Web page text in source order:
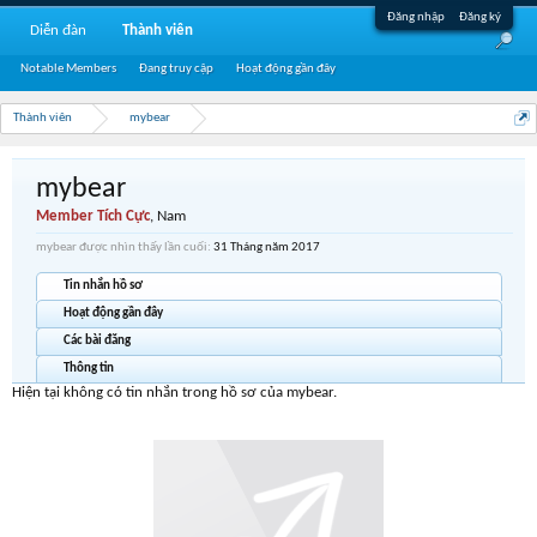
Đăng nhập Đăng ký
Thành viên mybear
mybear
Member Tích Cực, Nam
mybear được nhìn thấy lần cuối: 31 Tháng năm 2017
Tin nhắn hồ sơ
Hoạt động gần đây
Các bài đăng
Thông tin
Hiện tại không có tin nhắn trong hồ sơ của mybear.
Diễn đàn Thành viên
Notable Members Đang truy cập Hoạt động gần đây